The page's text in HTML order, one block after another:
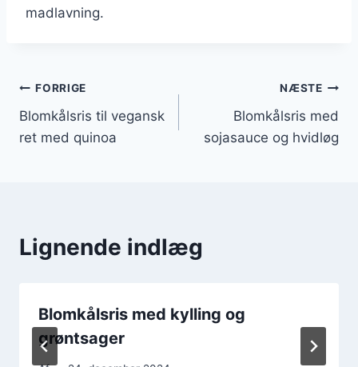
madlavning.
Indlægsnavigation
FORRIGE
Blomkålsris til vegansk
ret med quinoa
NÆSTE
Blomkålsris med
sojasauce og hvidløg
Lignende indlæg
Blomkålsris med kylling og
grøntsager